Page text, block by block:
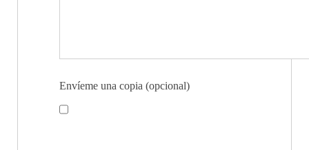
Envíeme una copia (opcional)